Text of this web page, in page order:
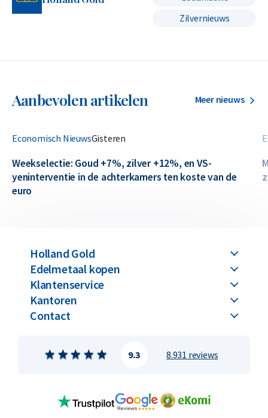
Zilvernieuws
Aanbevolen artikelen Meer nieuws
Economisch NieuwsGisteren
Weekselectie: Goud +7%, zilver +12%, en VS-
yeninterventie in de achterkamers ten koste van de
euro
Holland Gold
Edelmetaal kopen
Klantenservice
Kantoren
Contact
8.931 reviews
9.3